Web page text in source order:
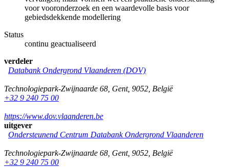
voor vooronderzoek en een waardevolle basis voor
gebiedsdekkende modellering
Status
continu geactualiseerd
verdeler
Databank Ondergrond Vlaanderen (DOV)
Technologiepark-Zwijnaarde 68 Gent, 9052 België
+32 9 240 75 00
https://www.dov.vlaanderen.be
uitgever
Ondersteunend Centrum Databank Ondergrond Vlaanderen
Technologiepark-Zwijnaarde 68 Gent, 9052 België
+32 9 240 75 00